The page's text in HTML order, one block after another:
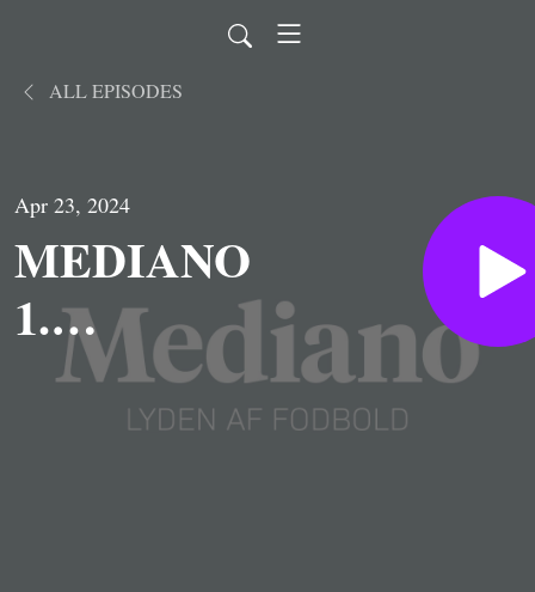
ALL EPISODES
Apr 23, 2024
MEDIANO
1.
DIVISION:
AaB kan